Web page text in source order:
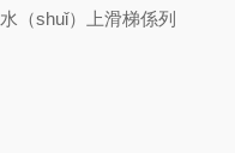
水（shuǐ）上滑梯係列